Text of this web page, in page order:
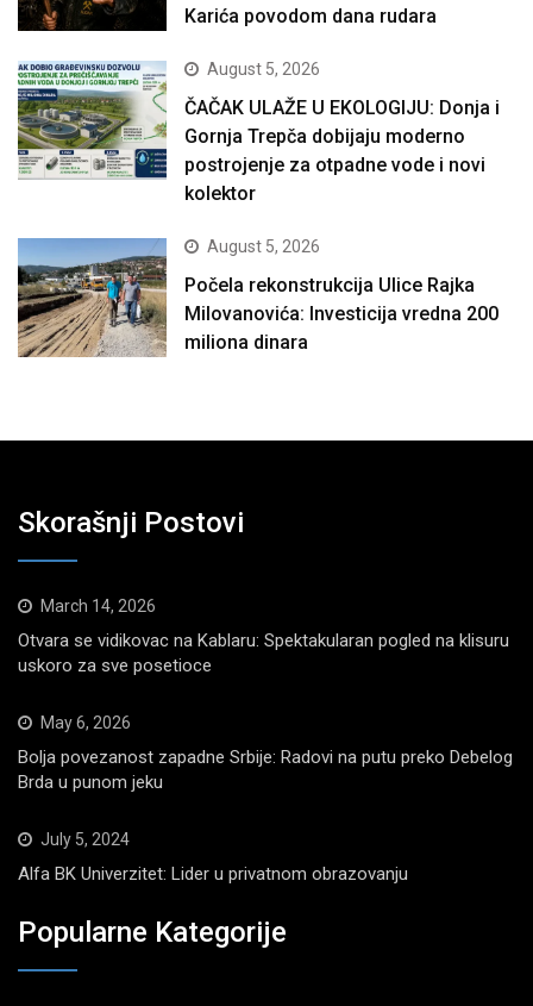
Karića povodom dana rudara
August 5, 2026
ČAČAK ULAŽE U EKOLOGIJU: Donja i
Gornja Trepča dobijaju moderno
postrojenje za otpadne vode i novi
kolektor
August 5, 2026
Počela rekonstrukcija Ulice Rajka
Milovanovića: Investicija vredna 200
miliona dinara
Skorašnji Postovi
March 14, 2026
Otvara se vidikovac na Kablaru: Spektakularan pogled na klisuru
uskoro za sve posetioce
May 6, 2026
Bolja povezanost zapadne Srbije: Radovi na putu preko Debelog
Brda u punom jeku
July 5, 2024
Alfa BK Univerzitet: Lider u privatnom obrazovanju
Popularne Kategorije